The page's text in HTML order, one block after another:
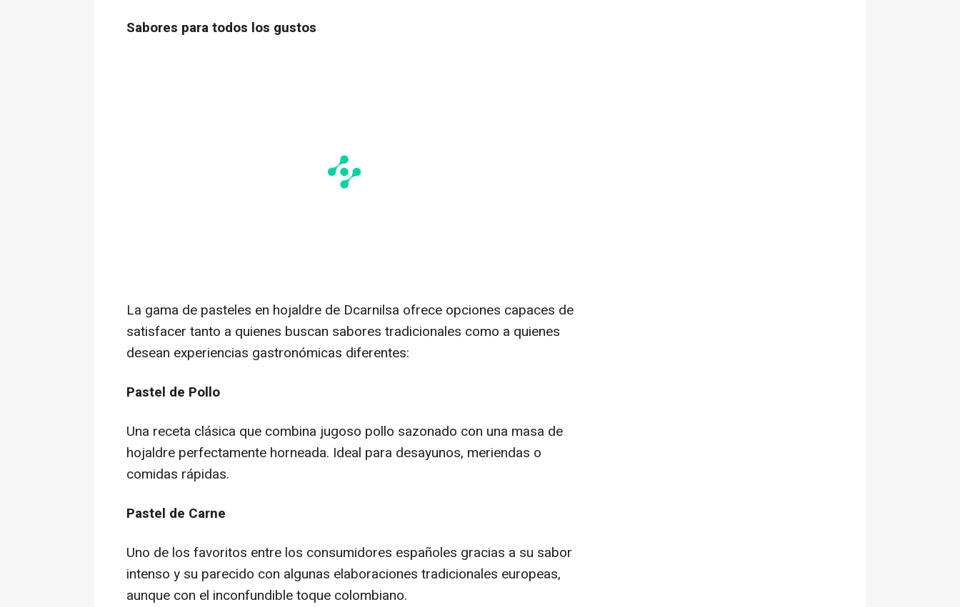
Sabores para todos los gustos
La gama de pasteles en hojaldre de Dcarnilsa ofrece opciones capaces de
satisfacer tanto a quienes buscan sabores tradicionales como a quienes
desean experiencias gastronómicas diferentes:
Pastel de Pollo
Una receta clásica que combina jugoso pollo sazonado con una masa de
hojaldre perfectamente horneada. Ideal para desayunos, meriendas o
comidas rápidas.
Pastel de Carne
Uno de los favoritos entre los consumidores españoles gracias a su sabor
intenso y su parecido con algunas elaboraciones tradicionales europeas,
aunque con el inconfundible toque colombiano.